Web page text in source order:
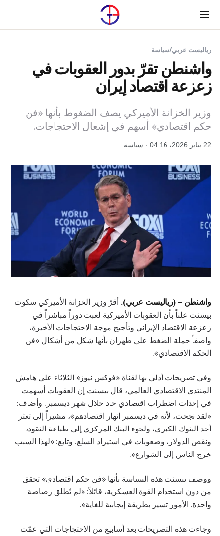
Menu
رياليست عربي/سياسة
واشنطن تقرّ بدور العقوبات في
زعزعة اقتصاد إيران
وزير الخزانة الأميركي يصف الضغوط بأنها «فن
حكم اقتصادي» أسهم في إشعال الاحتجاجات.
22 يناير 2026، 04:16 · سياسة
واشنطن – (رياليست عربي). أقرّ وزير الخزانة الأميركي سكوت
بيسنت علناً بأن العقوبات الأميركية لعبت دوراً مباشراً في
زعزعة الاقتصاد الإيراني وتأجيج موجة الاحتجاجات الأخيرة،
واصفاً حملة الضغط على طهران بأنها شكل من أشكال «فن
الحكم الاقتصادي».
وفي تصريحات أدلى بها لقناة «فوكس نيوز» الثلاثاء على هامش
المنتدى الاقتصادي العالمي، قال بيسنت إن العقوبات أسهمت
في إحداث اضطراب اقتصادي حاد خلال شهر ديسمبر. وأضاف:
«لقد نجحت، لأنه في ديسمبر انهار اقتصادهم»، مشيراً إلى تعثر
أحد البنوك الكبرى، ولجوء البنك المركزي إلى طباعة النقود،
ونقص الدولار، وصعوبات في استيراد السلع. وتابع: «لهذا السبب
خرج الناس إلى الشوارع».
ووصف بيسنت هذه السياسة بأنها «فن حكم اقتصادي» تحقق
من دون استخدام القوة العسكرية، قائلاً: «لم تُطلق رصاصة
واحدة. الأمور تسير بطريقة إيجابية للغاية».
وجاءت هذه التصريحات بعد أسابيع من الاحتجاجات التي عمّت